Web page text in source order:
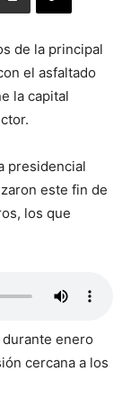
de la principal
el asfaltado
la capital
presidencial
este fin de
los que
enero
cercana a los